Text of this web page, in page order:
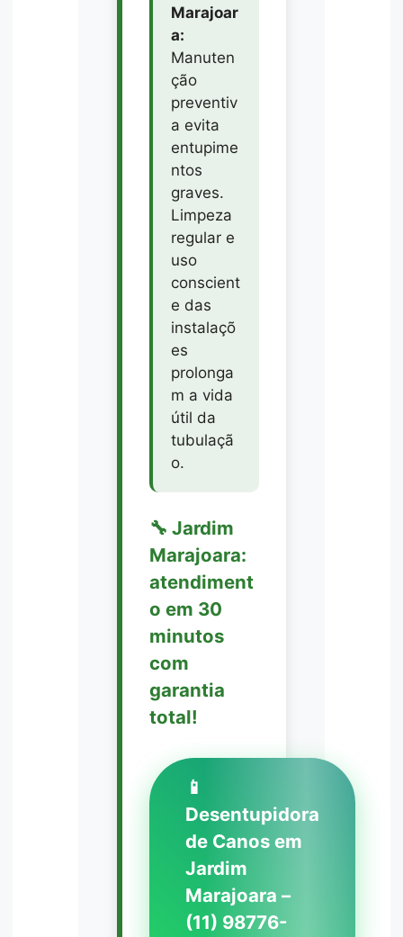
Marajoar
a:
Manuten
ção
preventiv
a evita
entupime
ntos
graves.
Limpeza
regular e
uso
conscient
e das
instalaçõ
es
prolonga
m a vida
útil da
tubulaçã
o.
🔧 Jardim
Marajoara:
atendiment
o em 30
minutos
com
garantia
total!
📱
Desentupidora
de Canos em
Jardim
Marajoara –
(11) 98776-